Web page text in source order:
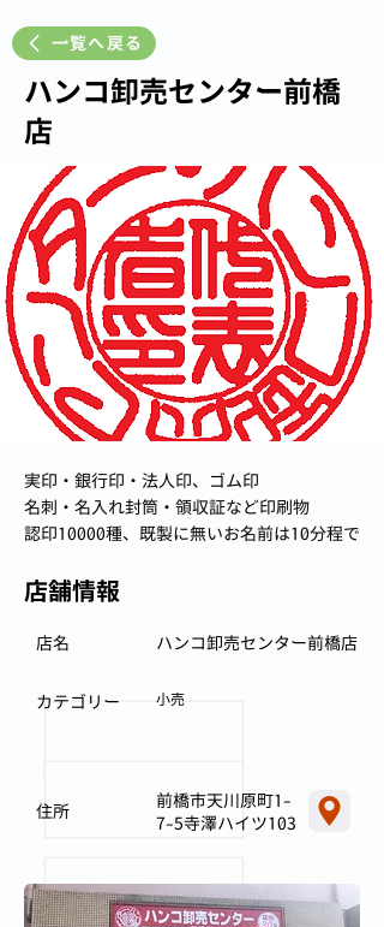
一覧へ戻る
ハンコ卸売センター前橋
店
実印・銀行印・法人印、ゴム印
名刺・名入れ封筒・領収証など印刷物
認印10000種、既製に無いお名前は10分程で
店舗情報
ハンコ卸売センター前橋店
店名
小売
カテゴリー
前橋市天川原町1-
7-5寺澤ハイツ103
住所